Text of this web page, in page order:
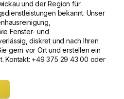
und der Region für
bekannt. Unser
Fenster- und
diskret und nach Ihren
gern vor Ort und erstellen ein
Kontakt: +49 375 29 43 00 oder